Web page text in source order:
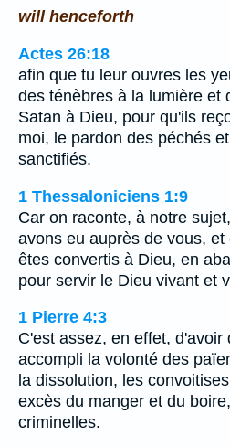
will henceforth
Actes 26:18
afin que tu leur ouvres les
des ténèbres à la lumière et
Satan à Dieu, pour qu'ils
moi, le pardon des péchés
sanctifiés.
1 Thessaloniciens 1:9
Car on raconte, à notre
avons eu auprès de vous,
êtes convertis à Dieu, en
pour servir le Dieu vivant et
1 Pierre 4:3
C'est assez, en effet,
accompli la volonté des
la dissolution, les
excès du manger et du
criminelles.